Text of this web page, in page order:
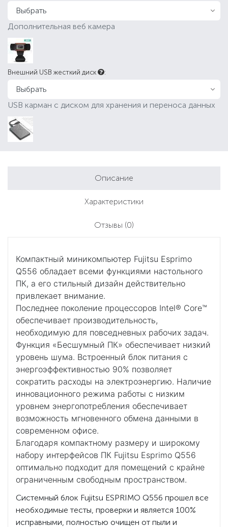
Дополнительная веб камера
Внешний USB жесткий диск :
USB карман с диском для хранения и переноса данных
Описание
Характеристики
Отзывы (0)
Компактный миникомпьютер Fujitsu Esprimo
Q556 обладает всеми функциями настольного
ПК, а его стильный дизайн действительно
привлекает внимание.
Последнее поколение процессоров Intel® Core™
обеспечивает производительность,
необходимую для повседневных рабочих задач.
Функция «Бесшумный ПК» обеспечивает низкий
уровень шума. Встроенный блок питания с
энергоэффективностью 90% позволяет
сократить расходы на электроэнергию. Наличие
инновационного режима работы с низким
уровнем энергопотребления обеспечивает
возможность мгновенного обмена данными в
современном офисе.
Благодаря компактному размеру и широкому
набору интерфейсов ПК Fujitsu Esprimo Q556
оптимально подходит для помещений с крайне
ограниченным свободным пространством.
Системный блок Fujitsu ESPRIMO Q556 прошел все
необходимые тесты, проверки и является 100%
исправными, полностью очищен от пыли и